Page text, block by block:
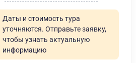
Даты и стоимость тура
уточняются. Отправьте заявку,
чтобы узнать актуальную
информацию